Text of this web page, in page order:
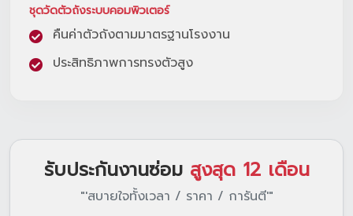
ชุดวัดตัวถังระบบคอมพิวเตอร์
คืนค่าตัวถังตามมาตรฐานโรงงาน
ประสิทธิภาพการทรงตัวสูง
รับประกันงานซ่อม สูงสุด 12 เดือน
"'สบายใจทั้งเวลา / ราคา / การันตี'"